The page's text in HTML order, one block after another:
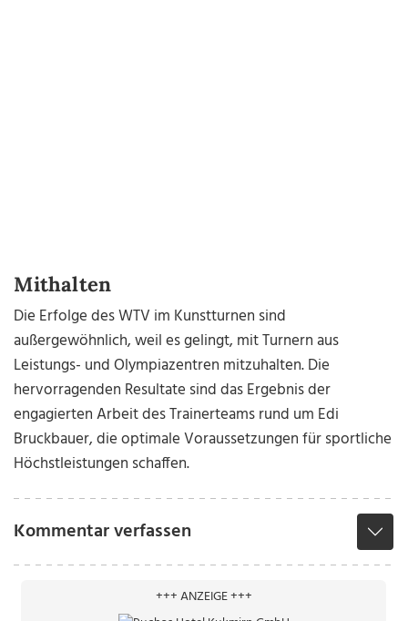
Mithalten
Die Erfolge des WTV im Kunstturnen sind
außergewöhnlich, weil es gelingt, mit Turnern aus
Leistungs- und Olympiazentren mitzuhalten. Die
hervorragenden Resultate sind das Ergebnis der
engagierten Arbeit des Trainerteams rund um Edi
Bruckbauer, die optimale Voraussetzungen für sportliche
Höchstleistungen schaffen.
Kommentar verfassen
+++ ANZEIGE +++